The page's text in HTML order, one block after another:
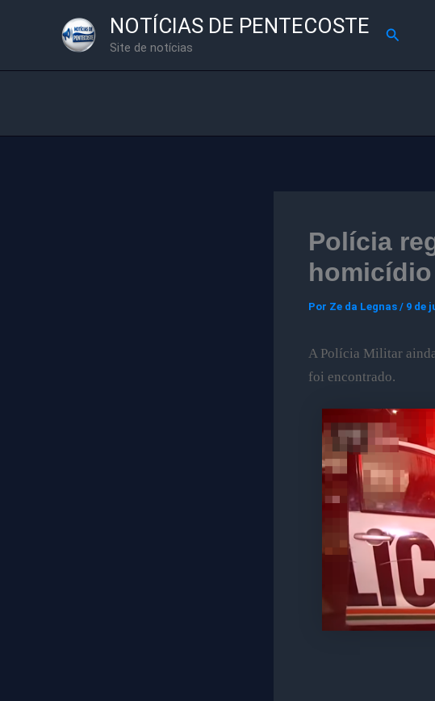
NOTÍCIAS DE PENTECOSTE
Site de notícias
Polícia
Por Ze da Legnas / 9 de
A Polícia Militar
foi encontrado.